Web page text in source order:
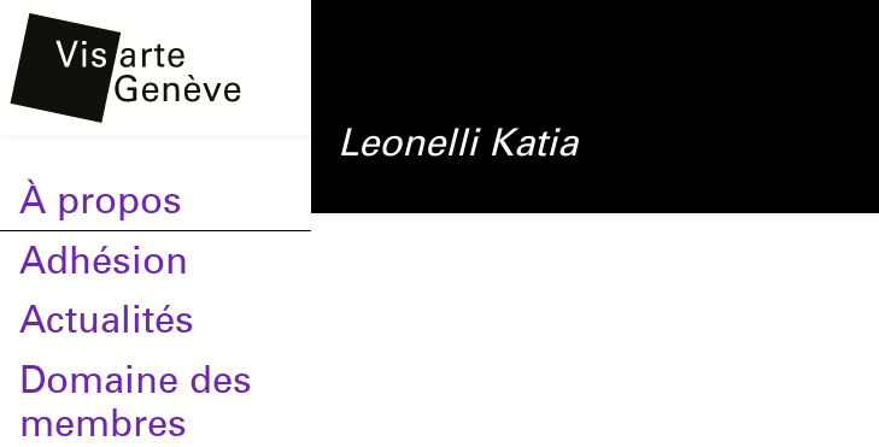
Aller
au
contenu
Main
navigation
À propos
Adhésion
Actualités
Domaine des
membres
Leonelli Katia